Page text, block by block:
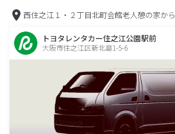
西住之江１・２丁目北町会館老人憩の家から
トヨタレンタカー住之江公園駅前
大阪市住之江区新北島1-5-6